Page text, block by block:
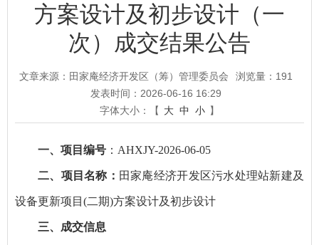
方案设计及初步设计（一
次）成交结果公告
文章来源：田家庵经济开发区（筹）管理委员会 浏览量： 191
发表时间：2026-06-16 16:29
字体大小：【 大 中 小 】
一、项目编号 ：AHXJY-2026-06-05
二、项目名称： 田家庵经济开发区污水处理站新建及
设备更新项目(二期)方案设计及初步设计
三、成交信息